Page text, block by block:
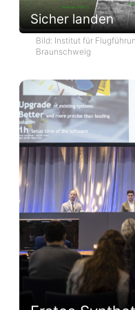
Sicher landen
Bild: Institut für
Braunschweig